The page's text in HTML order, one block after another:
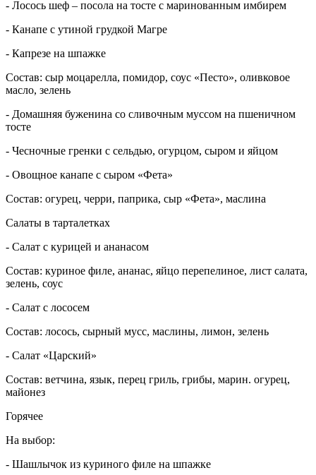
- Лосось шеф – посола на тосте с маринованным имбирем
- Канапе с утиной грудкой Магре
- Капрезе на шпажке
Состав: сыр моцарелла, помидор, соус «Песто», оливковое
масло, зелень
- Домашняя буженина со сливочным муссом на пшеничном
тосте
- Чесночные гренки с сельдью, огурцом, сыром и яйцом
- Овощное канапе с сыром «Фета»
Состав: огурец, черри, паприка, сыр «Фета», маслина
Салаты в тарталетках
- Салат с курицей и ананасом
Состав: куриное филе, ананас, яйцо перепелиное, лист салата,
зелень, соус
- Салат с лососем
Состав: лосось, сырный мусс, маслины, лимон, зелень
- Салат «Царский»
Состав: ветчина, язык, перец гриль, грибы, марин. огурец,
майонез
Горячее
На выбор:
- Шашлычок из куриного филе на шпажке